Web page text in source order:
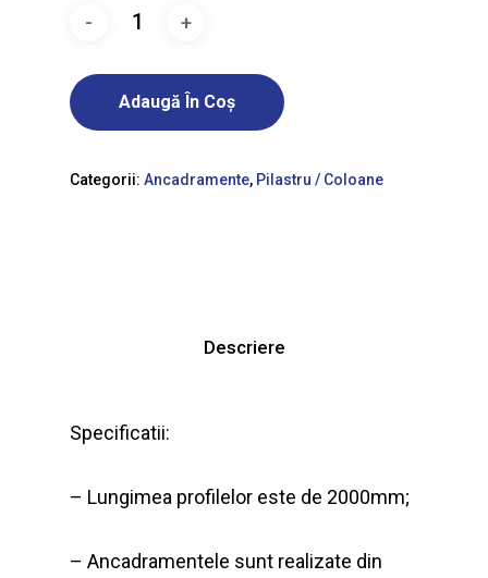
Adaugă În Coș
Categorii: Ancadramente, Pilastru / Coloane
Descriere
Specificatii:
– Lungimea profilelor este de 2000mm;
– Ancadramentele sunt realizate din